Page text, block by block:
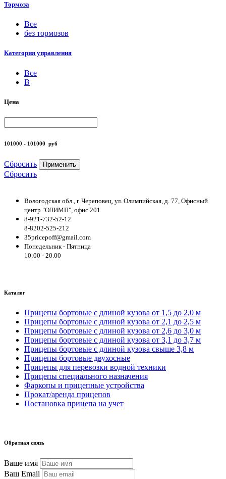
Тормоза
Все
без тормозов
Категория управления
Все
B
Цена
101000 - 101000 руб
Сбросить Применить
Сбросить
Вологодская обл., г. Череповец, ул. Олимпийская, д. 77, Офисный
центр "ОЛИМП", офис 201
8-921-732-52-12
8-8202-525-212
35pricepoff@gmail.com
Понедельник - Пятница
10:00 - 20.00
Каталог
Прицепы бортовые с длиной кузова от 1,5 до 2,0 м
Прицепы бортовые с длиной кузова от 2,1 до 2,5 м
Прицепы бортовые с длиной кузова от 2,6 до 3,0 м
Прицепы бортовые с длиной кузова от 3,1 до 3,7 м
Прицепы бортовые с длиной кузова свыше 3,8 м
Прицепы бортовые двухосные
Прицепы для перевозки водной техники
Прицепы специального назначения
Фаркопы и прицепные устройства
Прокат/аренда прицепов
Постановка прицепа на учет
Обратная связь
Ваше имя
Ваш Email